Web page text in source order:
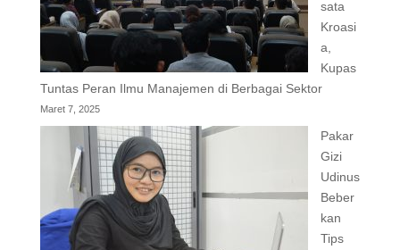
sata
Kroasi
a,
Kupas
Tuntas Peran Ilmu Manajemen di Berbagai Sektor
Maret 7, 2025
Pakar
Gizi
Udinus
Beber
kan
Tips